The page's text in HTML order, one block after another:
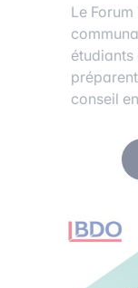
Le Forum
étudiants
conseil